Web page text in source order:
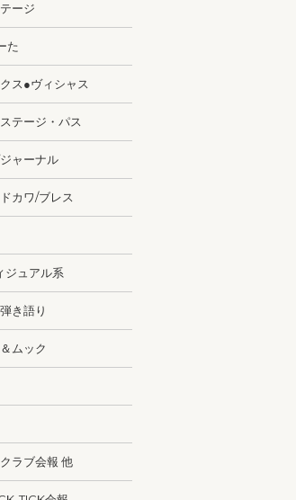
ージ
た
ス●ヴィシャス
テージ・パス
ャーナル
カワ/ブレス
ジュアル系
き語り
ムック
ラブ会報 他